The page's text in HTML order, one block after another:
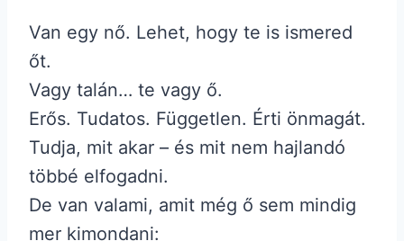
Van egy nő. Lehet, hogy te is ismered
őt.
Vagy talán… te vagy ő.
Erős. Tudatos. Független. Érti önmagát.
Tudja, mit akar – és mit nem hajlandó
többé elfogadni.
De van valami, amit még ő sem mindig
mer kimondani: